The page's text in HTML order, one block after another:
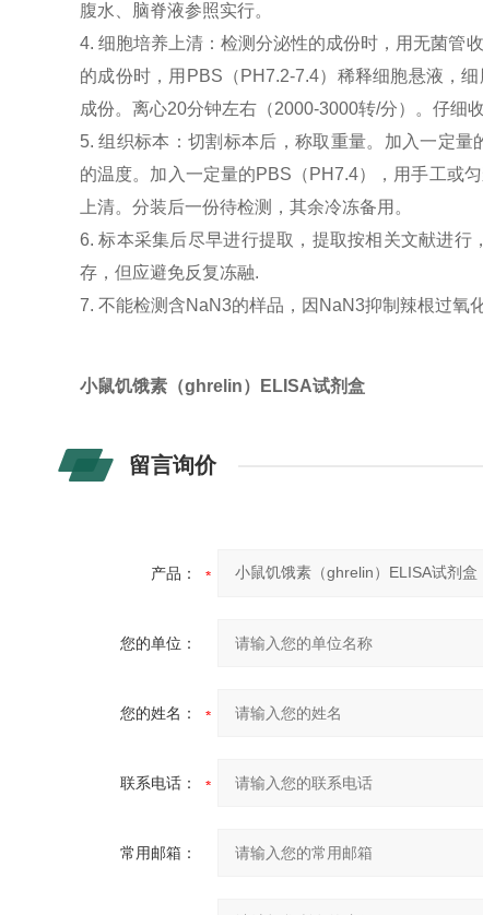
腹水、脑脊液参照实行。
4. 细胞培养上清：检测分泌性的成份时，用无菌管
的成份时，用PBS（PH7.2-7.4）稀释细胞悬液，
成份。离心20分钟左右（2000-3000转/分）。仔细
5. 组织标本：切割标本后，称取重量。加入一定
的温度。加入一定量的PBS（PH7.4），用手工或
上清。分装后一份待检测，其余冷冻备用。
6. 标本采集后尽早进行提取，提取按相关文献进
存，但应避免反复冻融.
7. 不能检测含NaN3的样品，因NaN3抑制辣根过氧
小鼠饥饿素（ghrelin）ELISA试剂盒
留言询价
产品：
您的单位：
您的姓名：
联系电话：
常用邮箱：